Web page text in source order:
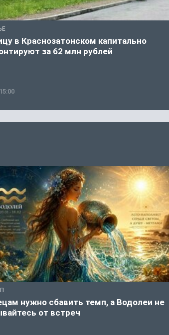
в Краснозатонском капитально
за 62 млн рублей
нужно сбавить темп, а Водолеи не
от встреч